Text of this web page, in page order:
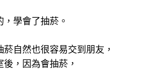
學會了抽菸。
自然也很容易交到朋友，
，因為會抽菸，